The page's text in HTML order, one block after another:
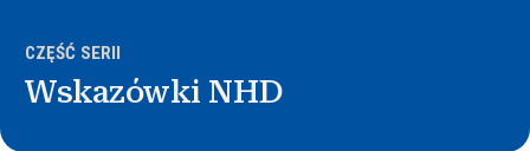
O NHD ®
CZĘŚĆ SERII
Wskazówki NHD